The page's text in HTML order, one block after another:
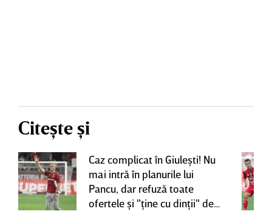
Citește și
Caz complicat în Giuleşti! Nu
mai intră în planurile lui
Pancu, dar refuză toate
ofertele şi "ţine cu dinţii" de